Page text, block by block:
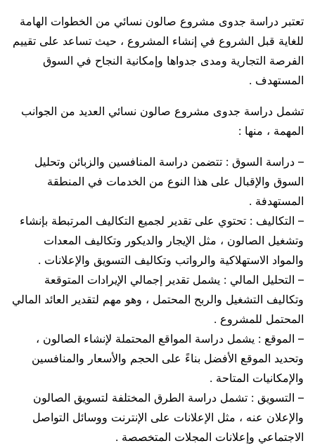
تعتبر دراسة جدوى مشروع صالون نسائي من الخطوات الهامة
للغاية قبل الشروع في إنشاء المشروع ، حيث تساعد على تقييم
الفرصة التجارية ومدى جدواها وإمكانية النجاح في السوق
المستهدف .
تشمل دراسة جدوى مشروع صالون نسائي العديد من الجوانب
المهمة ، منها :
– دراسة السوق : تتضمن دراسة المنافسين والزبائن وتحليل
السوق والإقبال على هذا النوع من الخدمات في المنطقة
المستهدفة .
– التكاليف : تحتوي على تقدير لجميع التكاليف المرتبطة بإنشاء
وتشغيل الصالون ، مثل الإيجار والديكور وتكاليف المعدات
والمواد الاستهلاكية والرواتب وتكاليف التسويق والإعلانات .
– التحليل المالي : يشمل تقدير إجمالي الإيرادات المتوقعة
وتكاليف التشغيل والربح المحتمل ، وهو مهم لتقدير العائد المالي
المحتمل للمشروع .
– الموقع : يشمل دراسة المواقع المحتملة لإنشاء الصالون ،
وتحديد الموقع الأفضل بناءً على الحجم والأسعار والمنافسين
والإمكانيات المتاحة .
– التسويق : تشمل دراسة الطرق المختلفة لتسويق الصالون
والإعلان عنه ، مثل الإعلانات على الإنترنت ووسائل التواصل
الاجتماعي وإعلانات المجلات المتخصصة .